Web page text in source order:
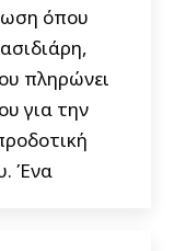
όπου
πληρώνει
για την
Ένα